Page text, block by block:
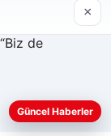
×
Güncel Haberler